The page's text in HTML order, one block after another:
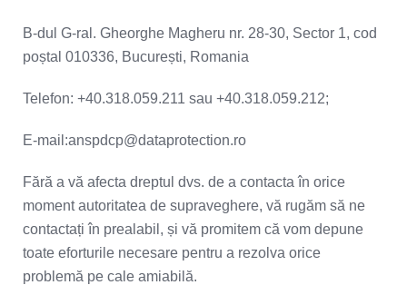
B-dul G-ral. Gheorghe Magheru nr. 28-30, Sector 1, cod
poștal 010336, București, Romania
Telefon: +40.318.059.211 sau +40.318.059.212;
E-mail:anspdcp@dataprotection.ro
Fără a vă afecta dreptul dvs. de a contacta în orice
moment autoritatea de supraveghere, vă rugăm să ne
contactați în prealabil, și vă promitem că vom depune
toate eforturile necesare pentru a rezolva orice
problemă pe cale amiabilă.